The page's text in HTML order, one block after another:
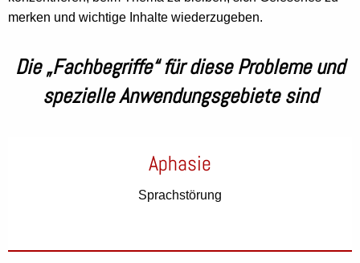
merken und wichtige Inhalte wiederzugeben.
Die „Fachbegriffe“ für diese Probleme und
spezielle Anwendungsgebiete sind
Aphasie
Sprachstörung